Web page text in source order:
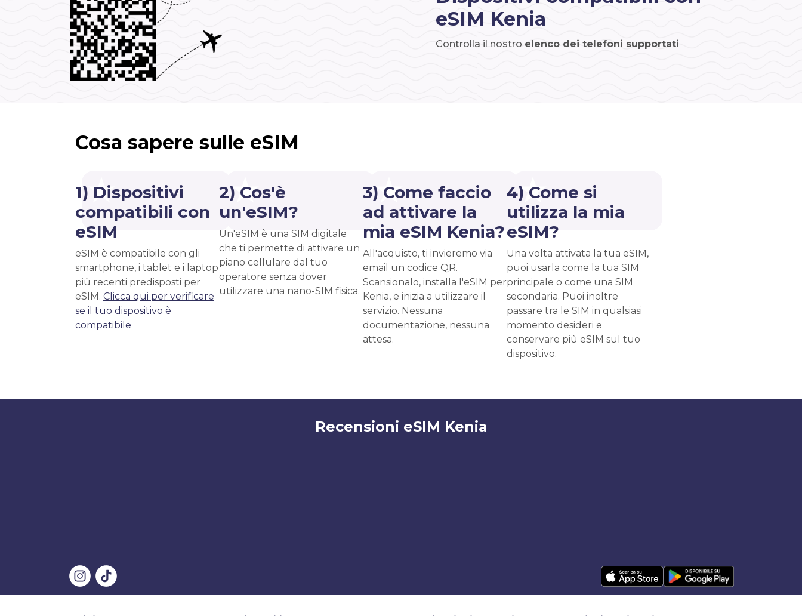
eSIM Kenia
Controlla il nostro elenco dei telefoni supportati
Cosa sapere sulle eSIM
1) Dispositivi
compatibili con
eSIM
eSIM è compatibile con gli
smartphone, i tablet e i laptop
più recenti predisposti per
eSIM. Clicca qui per verificare
se il tuo dispositivo è
compatibile
2) Cos'è
un'eSIM?
Un'eSIM è una SIM digitale
che ti permette di attivare un
piano cellulare dal tuo
operatore senza dover
utilizzare una nano-SIM fisica.
3) Come faccio
ad attivare la
mia eSIM Kenia?
All'acquisto, ti invieremo via
email un codice QR.
Scansionalo, installa l'eSIM per
Kenia, e inizia a utilizzare il
servizio. Nessuna
documentazione, nessuna
attesa.
4) Come si
utilizza la mia
eSIM?
Una volta attivata la tua eSIM,
puoi usarla come la tua SIM
principale o come una SIM
secondaria. Puoi inoltre
passare tra le SIM in qualsiasi
momento desideri e
conservare più eSIM sul tuo
dispositivo.
Recensioni eSIM Kenia